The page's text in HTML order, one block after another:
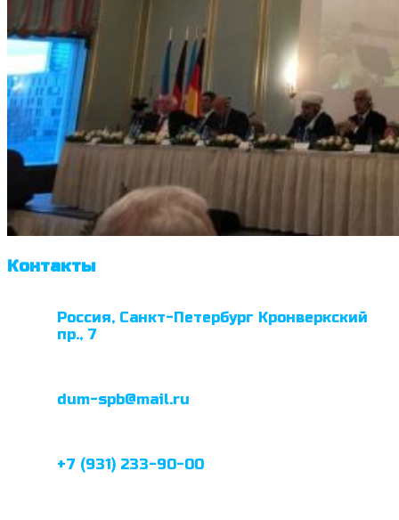
Контакты
Россия, Санкт-Петербург Кронверкский
пр., 7
dum-spb@mail.ru
+7 (931) 233-90-00